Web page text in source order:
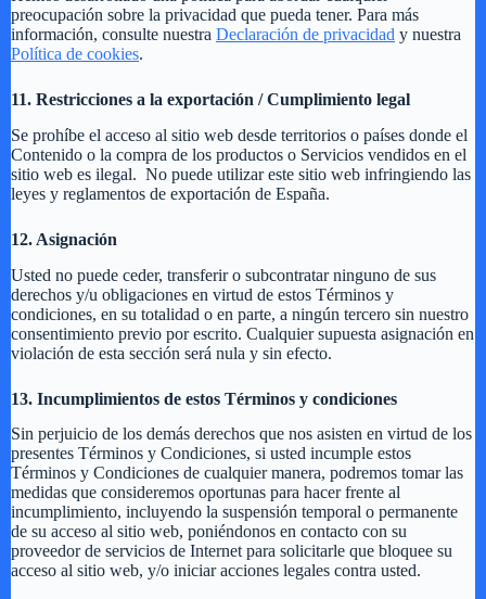
preocupación sobre la privacidad que pueda tener. Para más
información, consulte nuestra Declaración de privacidad y nuestra
Política de cookies.
11. Restricciones a la exportación / Cumplimiento legal
Se prohíbe el acceso al sitio web desde territorios o países donde el
Contenido o la compra de los productos o Servicios vendidos en el
sitio web es ilegal. No puede utilizar este sitio web infringiendo las
leyes y reglamentos de exportación de España.
12. Asignación
Usted no puede ceder, transferir o subcontratar ninguno de sus
derechos y/u obligaciones en virtud de estos Términos y
condiciones, en su totalidad o en parte, a ningún tercero sin nuestro
consentimiento previo por escrito. Cualquier supuesta asignación en
violación de esta sección será nula y sin efecto.
13. Incumplimientos de estos Términos y condiciones
Sin perjuicio de los demás derechos que nos asisten en virtud de los
presentes Términos y Condiciones, si usted incumple estos
Términos y Condiciones de cualquier manera, podremos tomar las
medidas que consideremos oportunas para hacer frente al
incumplimiento, incluyendo la suspensión temporal o permanente
de su acceso al sitio web, poniéndonos en contacto con su
proveedor de servicios de Internet para solicitarle que bloquee su
acceso al sitio web, y/o iniciar acciones legales contra usted.